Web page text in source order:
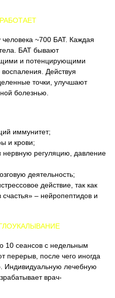
~700 БАТ. Каждая
БАТ бывают
и потенцирующими
Действуя
точки, улучшают
болезнью.
иммунитет;
и крови;
нервную регуляцию, давление
деятельность;
действие, так как
– нейропептидов и
10 сеансов с недельным
перерыв, после чего иногда
Индивидуальную лечебную
врач-